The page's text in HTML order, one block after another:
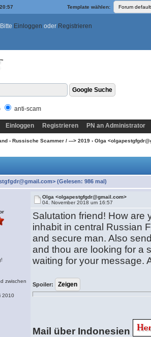
Template wählen:
Einloggen oder Registrieren
anti-scam
Einloggen Registrieren PN an Administrator
› Russische Scammer / ---> 2019› Olga
(Gelesen: 986 mal)
zwischen
2010
Olga <olgapestgfgdr@gmail.com>
04. November 2018 um 16:57
Salutation friend! How are
inhabit in central Russian
and secure man. Also
and thou are looking for a
waiting for your message.
Spoiler:
Mail über Indonesien